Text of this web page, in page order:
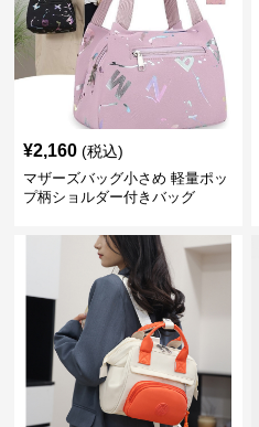
¥2,160 (税込)
マザーズバッグ小さめ 軽量ポッ
プ柄ショルダー付きバッグ